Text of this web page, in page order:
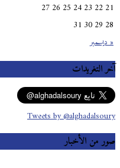
« ديسمبر
21
22
23
24
25
26
27
28
29
30
31
آخر التغريدات
Tweets by @alghadalsoury
صور من الأخبار